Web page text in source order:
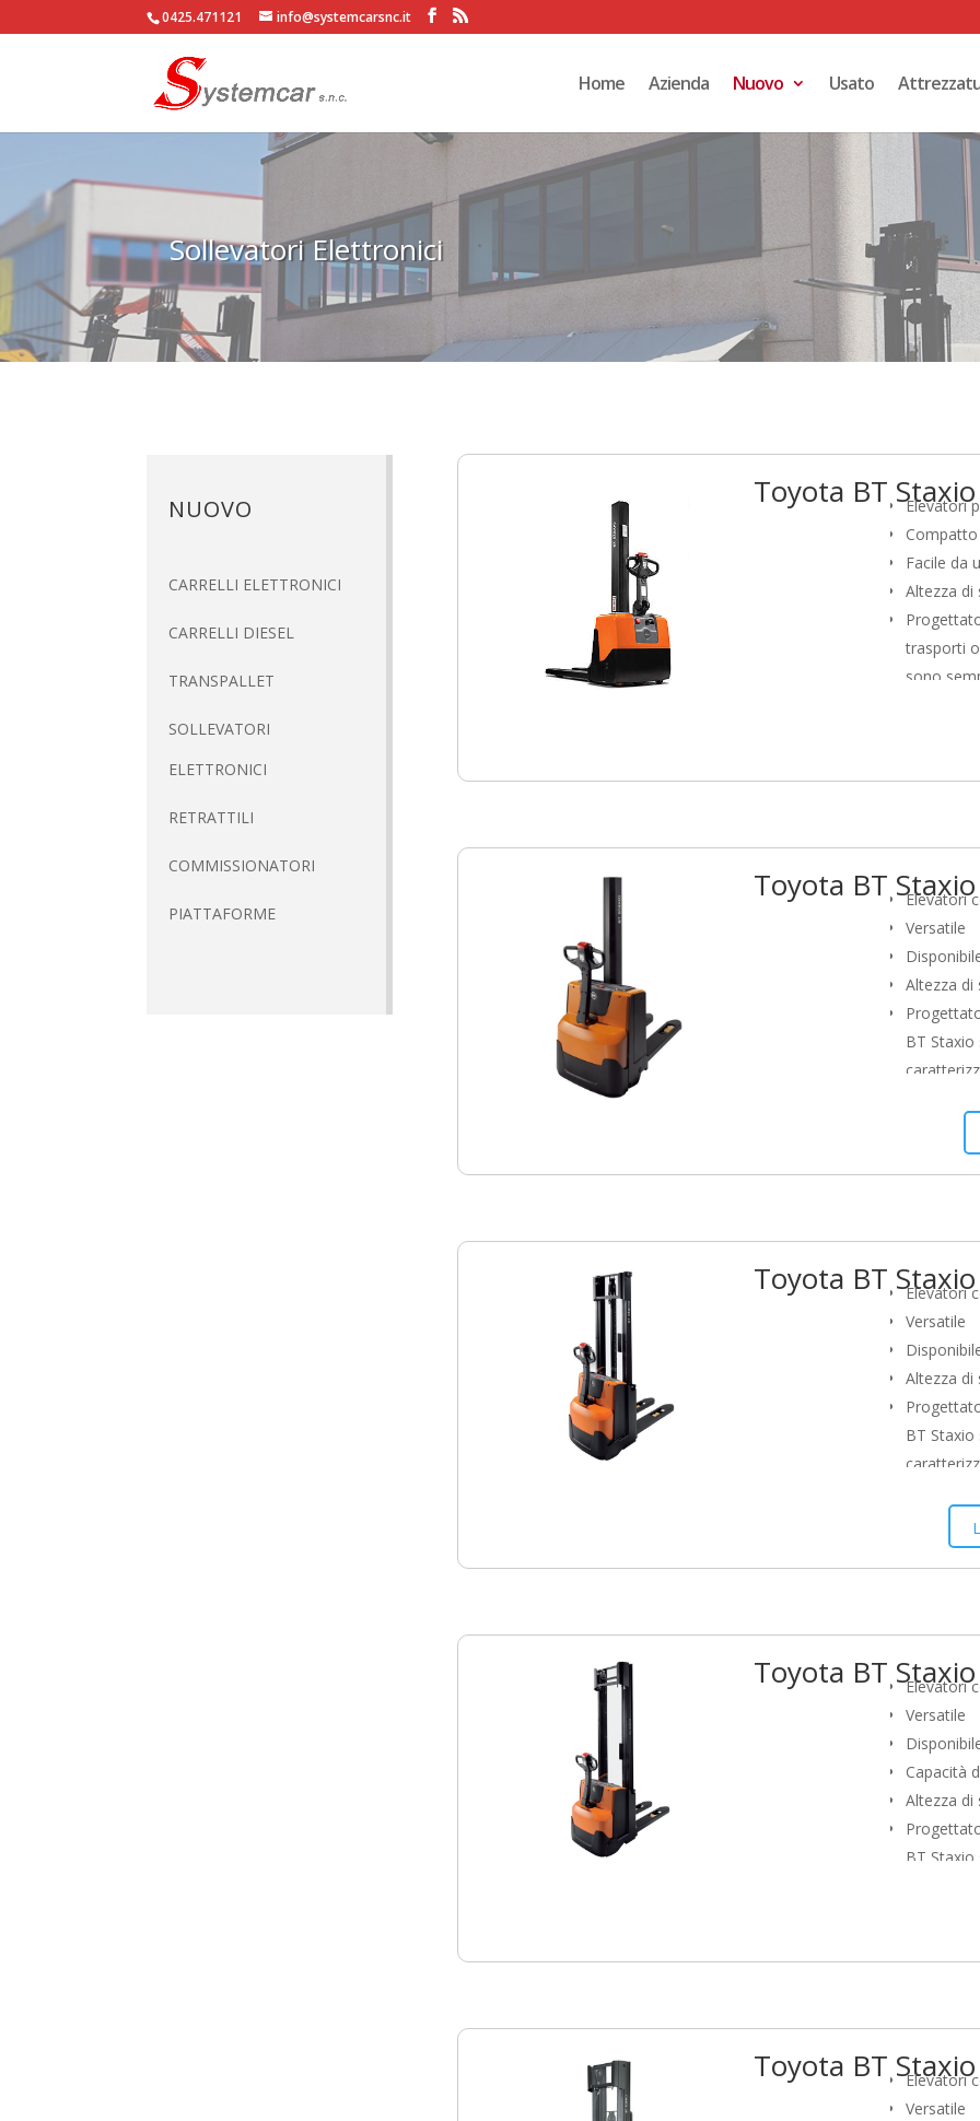
0425.471121 info@systemcarsnc.it
Home Azienda Nuovo Usato
Sollevatori Elettronici
NUOVO
CARRELLI ELETTRONICI
CARRELLI DIESEL
TRANSPALLET
SOLLEVATORI
ELETTRONICI
RETRATTILI
COMMISSIONATORI
PIATTAFORME
Toyota BT
Elevatori
Compatto
Facile da
Altezza
trasporti
sono
lavorare
Toyota BT
Elevatori
Versatile
Altezza
BT
doppi).
Toyota BT
Elevatori
Versatile
Altezza
BT
doppi).
Toyota BT
Elevatori
Versatile
Capacità
Altezza
BT
sicuro. I
doppi).
Toyota BT
Elevatori
Versatile